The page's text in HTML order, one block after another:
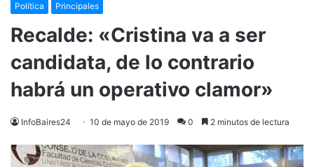
Política Principales
Recalde: «Cristina va a ser
candidata, de lo contrario
habrá un operativo clamor»
InfoBaires24 10 de mayo de 2019 0 2 minutos de lectura